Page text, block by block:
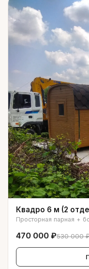
Квадро 6 м (2
Просторная парная +
470 000 ₽530 000